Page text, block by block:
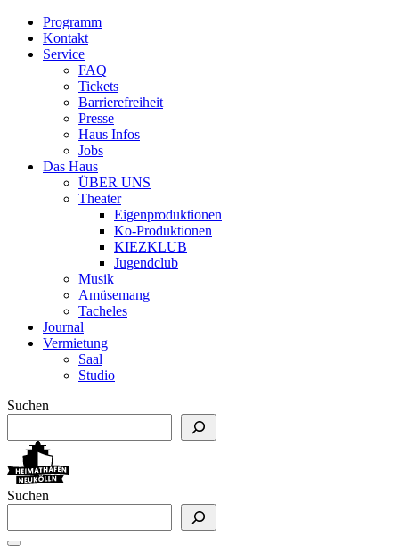
Programm
Kontakt
Service
FAQ
Tickets
Barrierefreiheit
Presse
Haus Infos
Jobs
Das Haus
ÜBER UNS
Theater
Eigenproduktionen
Ko-Produktionen
KIEZKLUB
Jugendclub
Musik
Amüsemang
Tacheles
Journal
Vermietung
Saal
Studio
Suchen
Suchen